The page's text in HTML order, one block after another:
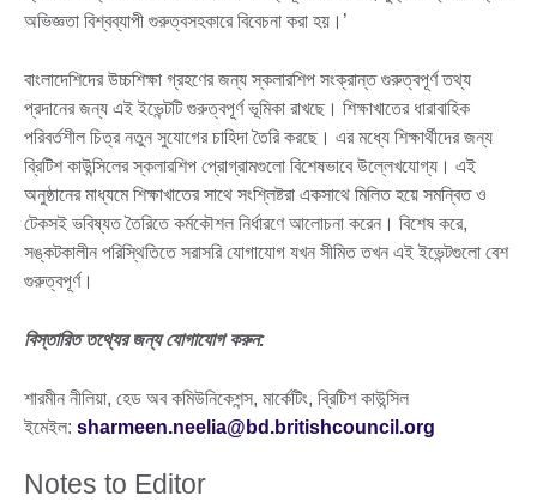
অভিজ্ঞতা বিশ্বব্যাপী গুরুত্বসহকারে বিবেচনা করা হয়।’
বাংলাদেশিদের উচ্চশিক্ষা গ্রহণের জন্য স্কলারশিপ সংক্রান্ত গুরুত্বপূর্ণ তথ্য
প্রদানের জন্য এই ইভেন্টটি গুরুত্বপূর্ণ ভূমিকা রাখছে। শিক্ষাখাতের ধারাবাহিক
পরিবর্তশীল চিত্র নতুন সুযোগের চাহিদা তৈরি করছে। এর মধ্যে শিক্ষার্থীদের জন্য
ব্রিটিশ কাউন্সিলের স্কলারশিপ প্রোগ্রামগুলো বিশেষভাবে উল্লেখযোগ্য। এই
অনুষ্ঠানের মাধ্যমে শিক্ষাখাতের সাথে সংশ্লিষ্টরা একসাথে মিলিত হয়ে সমন্বিত ও
টেকসই ভবিষ্যত তৈরিতে কর্মকৌশল নির্ধারণে আলোচনা করেন। বিশেষ করে,
সঙ্কটকালীন পরিস্থিতিতে সরাসরি যোগাযোগ যখন সীমিত তখন এই ইভেন্টগুলো বেশ
গুরুত্বপূর্ণ।
বিস্তারিত তথ্যের জন্য যোগাযোগ করুন:
শারমীন নীলিয়া, হেড অব কমিউনিকেশন্স, মার্কেটিং, ব্রিটিশ কাউন্সিল
ইমেইল: sharmeen.neelia@bd.britishcouncil.org
Notes to Editor